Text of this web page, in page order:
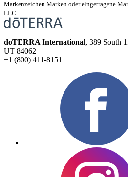
Markenzeichen Marken oder eingetragene
LLC.
doTERRA International, 389 South
UT 84062
+1 (800) 411-8151